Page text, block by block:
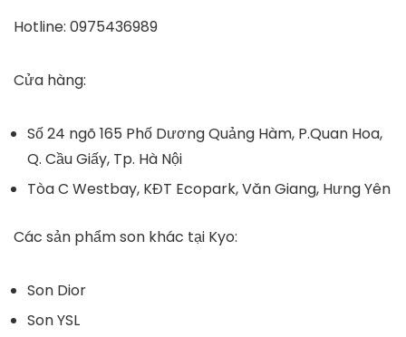
Hotline: 0975436989
Cửa hàng:
Số 24 ngõ 165 Phố Dương Quảng Hàm, P.Quan Hoa,
Q. Cầu Giấy, Tp. Hà Nội
Tòa C Westbay, KĐT Ecopark, Văn Giang, Hưng Yên
Các sản phẩm son khác tại Kyo:
Son Dior
Son YSL